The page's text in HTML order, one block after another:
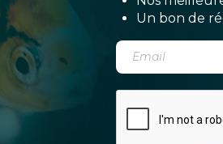
Un bon de